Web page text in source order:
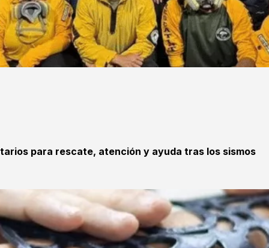
para rescate, atención y ayuda tras los sismos